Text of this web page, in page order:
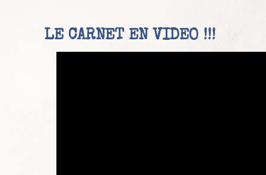
LE CARNET EN VIDEO !!!